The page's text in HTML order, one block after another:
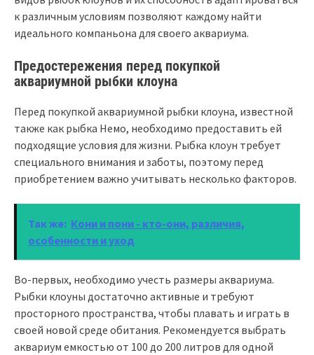
к различным условиям позволяют каждому найти
идеального компаньона для своего аквариума.
Предостережения перед покупкой
аквариумной рыбки клоуна
Перед покупкой аквариумной рыбки клоуна, известной
также как рыбка Немо, необходимо предоставить ей
подходящие условия для жизни. Рыбка клоун требует
специального внимания и заботы, поэтому перед
приобретением важно учитывать несколько факторов.
Так же: Кони и пони - кто-они, различия,
особенности и уход
Во-первых, необходимо учесть размеры аквариума.
Рыбки клоуны достаточно активные и требуют
просторного пространства, чтобы плавать и играть в
своей новой среде обитания. Рекомендуется выбрать
аквариум емкостью от 100 до 200 литров для одной